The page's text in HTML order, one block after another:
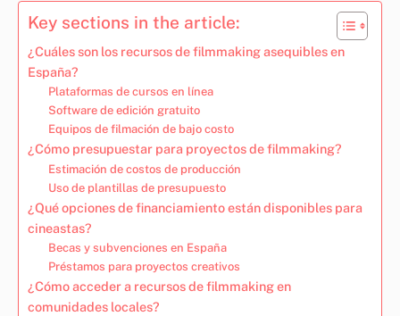
Key sections in the article:
¿Cuáles son los recursos de filmmaking asequibles en
España?
Plataformas de cursos en línea
Software de edición gratuito
Equipos de filmación de bajo costo
¿Cómo presupuestar para proyectos de filmmaking?
Estimación de costos de producción
Uso de plantillas de presupuesto
¿Qué opciones de financiamiento están disponibles para
cineastas?
Becas y subvenciones en España
Préstamos para proyectos creativos
¿Cómo acceder a recursos de filmmaking en
comunidades locales?